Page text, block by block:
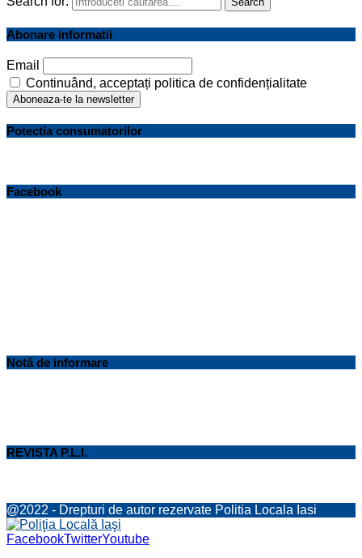
Abonare informatii
Email
Continuând, acceptați politica de confidențialitate
Potectia consumatorilor
Facebook
Notă de informare
REVISTA P.L.I.
@2022 - Drepturi de autor rezervate Politia Locala Iasi
FacebookTwitterYoutube